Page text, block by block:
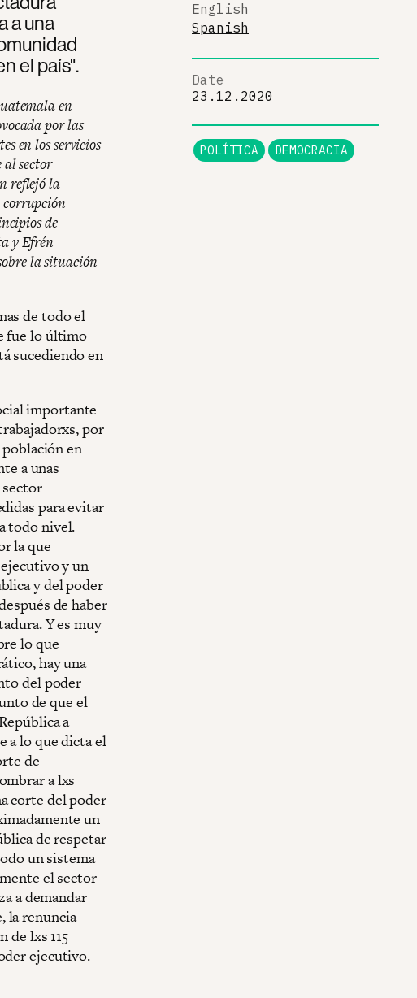
a una
el país".
en
por las
en los servicios
al sector
reflejó la
de
y Efrén
la situación
de todo el
fue lo último
sucediendo en
importante
por
en
a unas
sector
para evitar
todo nivel.
la que
y un
y del poder
de haber
Y es muy
lo que
hay una
del poder
de que el
a
a lo que dicta el
de
a lxs
corte del poder
un
de respetar
un sistema
el sector
a demandar
la renuncia
de lxs 115
ejecutivo.
English
Spanish
Date
23.12.2020
POLÍTICA DEMOCRACIA